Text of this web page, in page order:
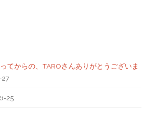
てからの、TAROさんありがとうございま
25